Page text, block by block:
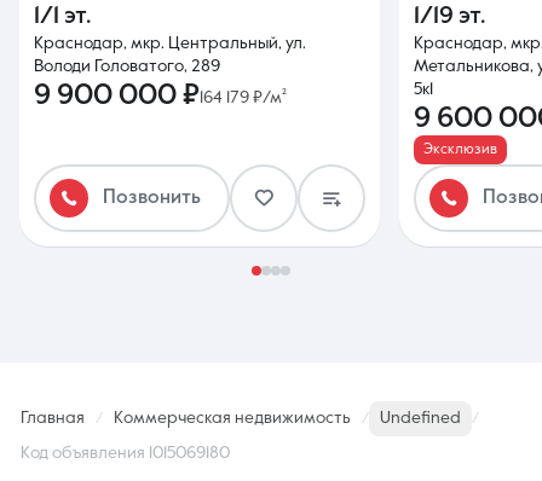
1/1 эт.
Краснодар, мкр. Центральный, ул.
Володи Головатого, 289
9 900 000 ₽ 164 179 ₽/м²
Позвонить
1/19 эт.
Краснодар,
Метальникова,
5к1
9 600
Эксклюзив
Главная Коммерческая недвижимость Undefined
Код объявления 1015069180